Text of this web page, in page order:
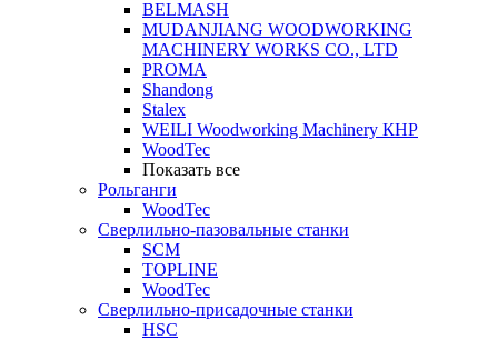
BELMASH
MUDANJIANG WOODWORKING
MACHINERY WORKS CO., LTD
PROMA
Shandong
Stalex
WEILI Woodworking Machinery КНР
WoodTec
Показать все
Рольганги
WoodTec
Сверлильно-пазовальные станки
SCM
TOPLINE
WoodTec
Сверлильно-присадочные станки
HSC